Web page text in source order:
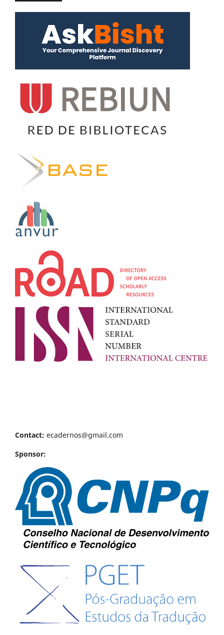
Contact: ecadernos@gmail.com
Sponsor: